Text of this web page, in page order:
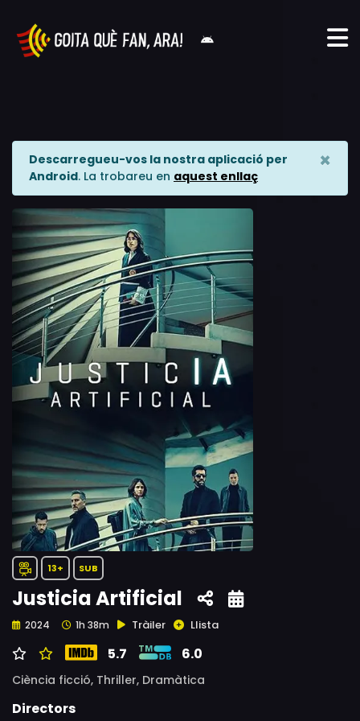
Descarregueu-vos la nostra aplicació per
Android. La trobareu en aquest enllaç
×
13+ SUB
Justicia Artificial
2024 1h 38m Tràiler Llista
5.7 6.0
Ciència ficció, Thriller, Dramàtica
Directors